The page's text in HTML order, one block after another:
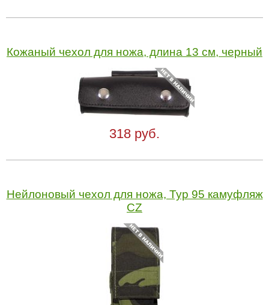
Кожаный чехол для ножа, длина 13 см, черный
318 руб.
Нейлоновый чехол для ножа, Typ 95 камуфляж
CZ